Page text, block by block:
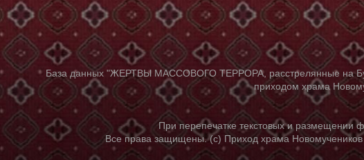
База данных "ЖЕРТВЫ МАССОВОГО ТЕРРОРА, расстрелянные на
приходом храма
При перепечатке текстовых и размещении
Все права защищены. (с) Приход храма Новомучеников